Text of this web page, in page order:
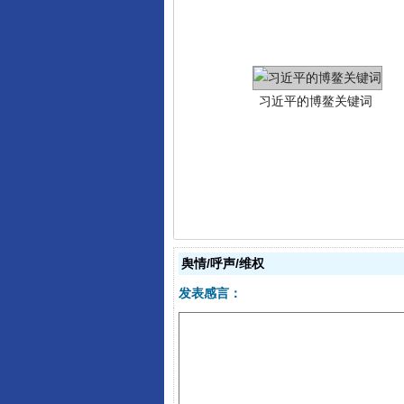
“刷贴”乱象丛生
舆情/呼声/维权
发表感言：